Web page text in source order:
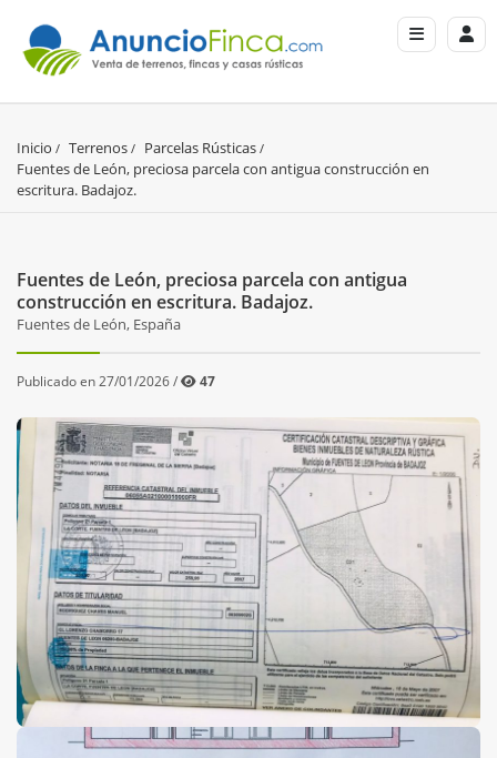
Inicio Terrenos
Parcelas Rústicas
Fuentes de León, preciosa parcela con antigua construcción en
escritura. Badajoz.
Fuentes de León, preciosa parcela con antigua
construcción en escritura. Badajoz.
Fuentes de León, España
Publicado en 27/01/2026 / 47